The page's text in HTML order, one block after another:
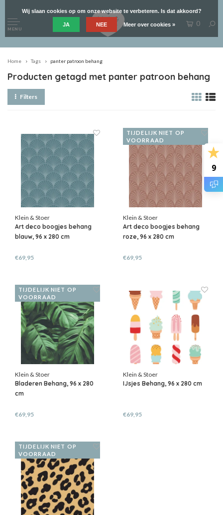
9
MENU
0
Home Tags panter patroon behang
Producten getagd met panter patroon behang
Filters
Klein & Stoer
Art deco boogjes behang
blauw, 96 x 280 cm
€69,95
TIJDELIJK NIET OP
VOORRAAD
Klein & Stoer
Art deco boogjes behang
roze, 96 x 280 cm
€69,95
TIJDELIJK NIET OP
VOORRAAD
Klein & Stoer
Bladeren Behang, 96 x 280
cm
€69,95
Klein & Stoer
IJsjes Behang, 96 x 280 cm
€69,95
TIJDELIJK NIET OP
VOORRAAD
Wij slaan cookies op om onze website te verbeteren. Is dat akkoord?
JA NEE Meer over cookies »